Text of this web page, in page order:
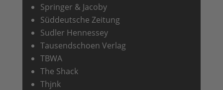
Springer & Jacoby
Süddeutsche Zeitung
Sudler Hennessey
Tausendschoen Verlag
TBWA
The Shack
Thjnk